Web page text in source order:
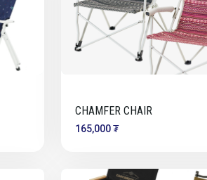
CHAMFER CHAIR
165,000 ₮